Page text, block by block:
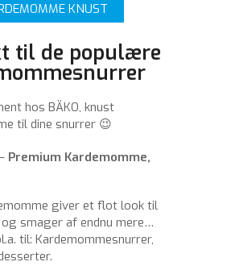
KNUST
til de populære
hos BÄKO, knust
til dine snurrer 😉
Premium Kardemomme,
giver et flot look til
smager af endnu mere…
til: Kardemommesnurrer,